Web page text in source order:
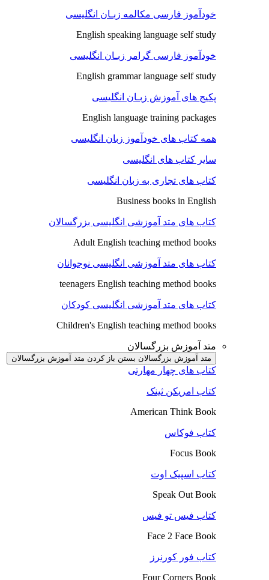
خودآموز فارسی مکالمه زبـان انگلیسی
English speaking language self study
خودآموز فارسی گرامر زبـان انگلیسی
English grammar language self study
پکیج های آموزش زبـان انگلیسی
English language training packages
همه کتاب های خودآموز زبان انگلیسی
سایر کتاب های انگلیسی
کتاب های تجاری به زبان انگلیسی
Business books in English
کتاب های متد آموزشی انگلیسی بزرگسالان
Adult English teaching method books
کتاب های متد آموزشی انگلیسی نوجوانان
teenagers English teaching method books
کتاب های متد آموزشی انگلیسی کودکان
Children's English teaching method books
متد آموزش بزرگسالان
متد آموزش بزرگسالان بستن باز کردن متد آموزش بزرگسالان
کتاب های چهار مهارتی
کتاب امریکن ثینک
American Think Book
کتاب فوکاس
Focus Book
کتاب اسپیک اوت
Speak Out Book
کتاب فیس تو فیس
Face 2 Face Book
کتاب فور کورنرز
Four Corners Book